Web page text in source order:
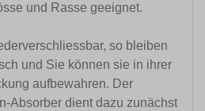
und Rasse geeignet.
so bleiben
und Sie können sie in ihrer
aufbewahren. Der
Absorber dient dazu zunächst